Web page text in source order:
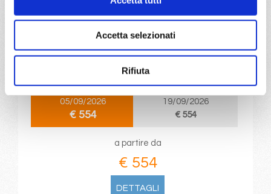
Accetta selezionati
Rifiuta
8 giorni
Port Canaveral, Nassau, Ocean Cay Msc Marine Reserve,
Cozumel, Da-Nang, Port Canaveral
05/09/2026
€ 554
19/09/2026
€ 554
a partire da
€ 554
DETTAGLI